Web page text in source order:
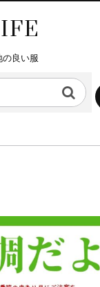
良い服